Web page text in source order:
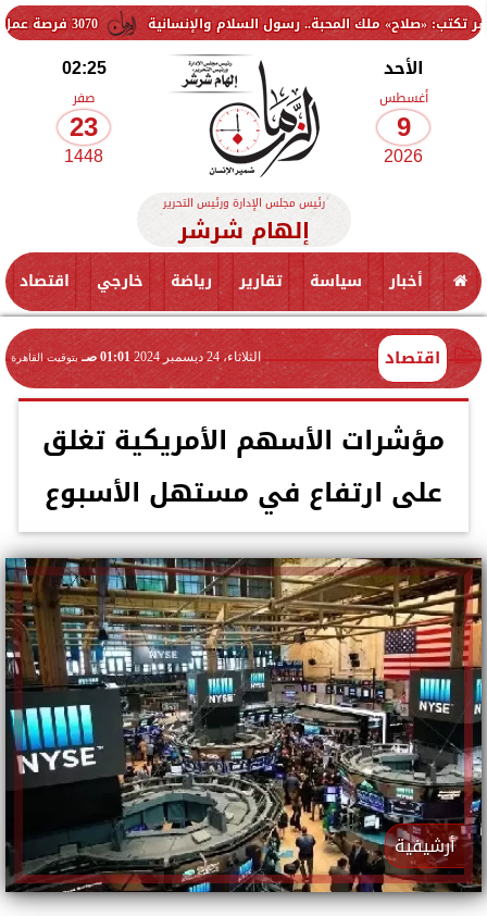
3070 فرصة عمل جديدة بالقطاع الخاص.. وظائف برواتب تصل إلى 9500 جنيه المحبة.. رسول السلام والإنسانية
الأحد
أغسطس
9
2026
02:25
صفر
23
1448
رئيس مجلس الإدارة ورئيس التحرير
إلهام شرشر
أخبار سياسة تقارير رياضة خارجي اقتصاد
اقتصاد الثلاثاء، 24 ديسمبر 2024 01:01 صـ بتوقيت القاهرة
مؤشرات الأسهم الأمريكية تغلق
على ارتفاع في مستهل الأسبوع
أرشيفية